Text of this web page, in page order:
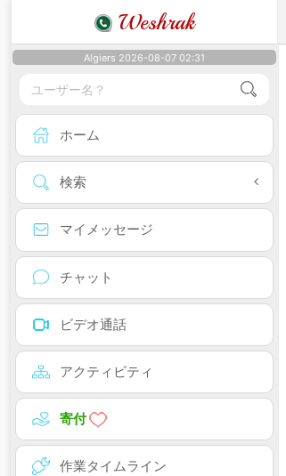
Weshrak
Algiers 2026-08-07 02:31
ホーム
検索
マイメッセージ
チャット
ビデオ通話
アクティビティ
寄付
作業タイムライン